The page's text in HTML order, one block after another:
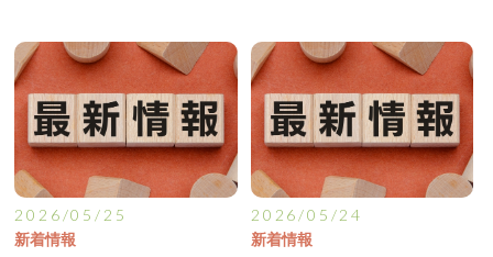
2026/05/25
新着情報
2026/05/24
新着情報